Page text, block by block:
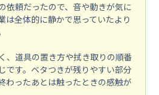
依頼だったので、音や動きが気に
は全体的に静かで思っていたより
、道具の置き方や拭き取りの順番
です。ベタつきが残りやすい部分
わったあとは触ったときの感触が